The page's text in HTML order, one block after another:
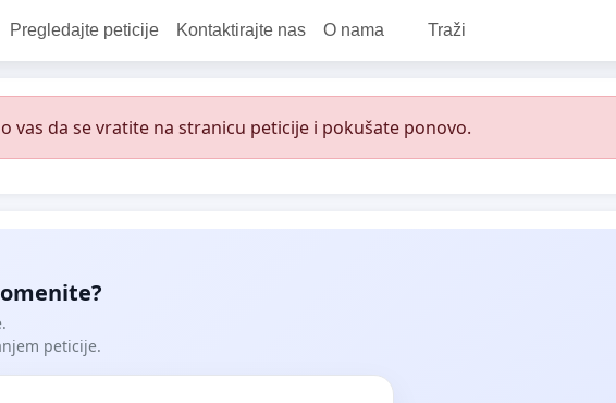
Pregledajte peticije Kontaktirajte nas O nama Traži
vas da se vratite na stranicu peticije i pokušate ponovo.
peticije.